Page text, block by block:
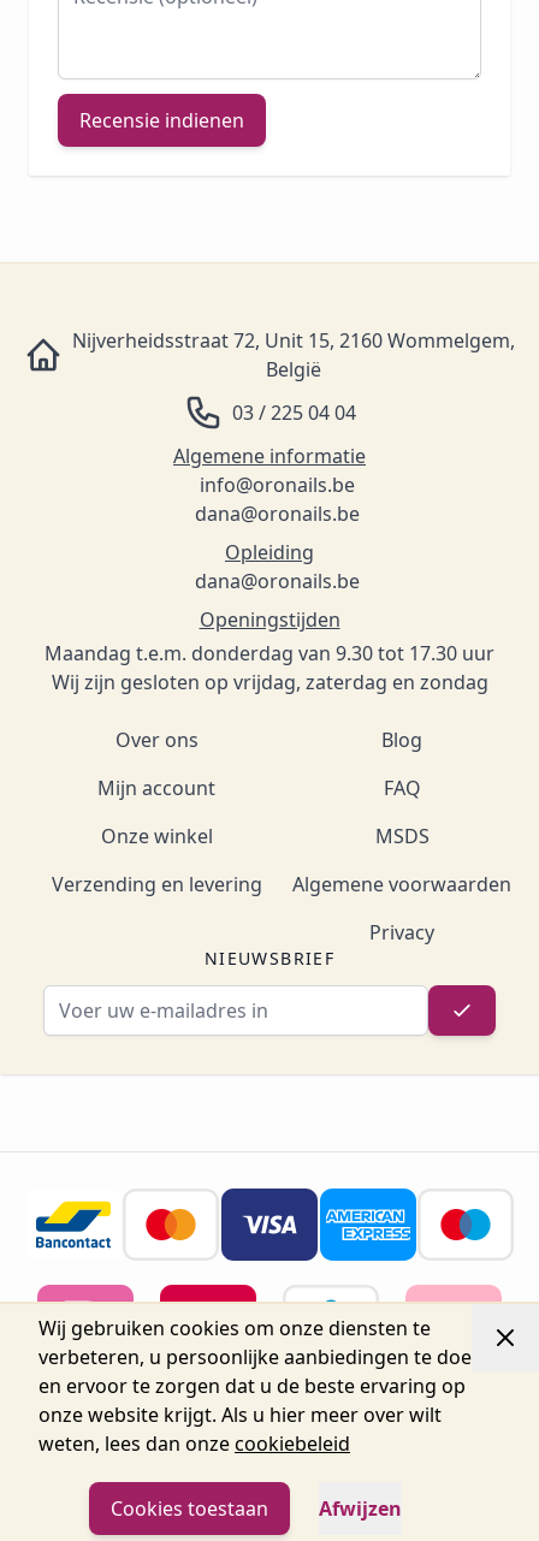
Wij gebruiken cookies om onze diensten te
verbeteren, u persoonlijke aanbiedingen te doen
en ervoor te zorgen dat u de beste ervaring op
onze website krijgt. Als u hier meer over wilt
weten, lees dan onzecookiebeleid
Cookies toestaan Afwijzen
Recensie indienen
Nijverheidsstraat 72, Unit 15, 2160 Wommelgem,
België
03 / 225 04 04
Algemene informatie
info@oronails.be
dana@oronails.be
Opleiding
dana@oronails.be
Openingstijden
Maandag t.e.m. donderdag van 9.30 tot 17.30 uur
Wij zijn gesloten op vrijdag, zaterdag en zondag
Over ons
Mijn account
Onze winkel
Verzending en levering
Blog
FAQ
MSDS
Algemene voorwaarden
Privacy
NIEUWSBRIEF
© 2026 Belgium Oro Nails.Nijverheidsstraat 72, Unit 15,
2160 Wommelgem, België tel.+32 3 225 04 04
info@oronails.be BTW: BE0471151071